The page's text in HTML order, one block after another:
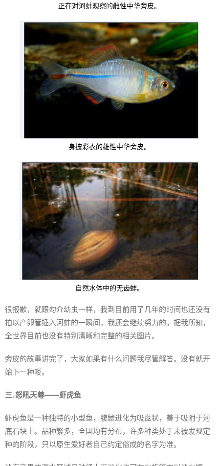
正在对河蚌观察的雌性中华旁皮。
身披彩衣的雄性中华旁皮。
自然水体中的无齿蚌。
很报歉，就跟勾介幼虫一样，我到目前用了几年的时间也还没有
拍以产卵管插入河蚌的一瞬间，我还会继续努力的。据我所知，
全世界目前也没有特别清晰和完整的相关图片。
旁皮的故事讲完了，大家如果有什么问题我尽管解答。没有就开
始下一种喽。
三. 怒吼天尊——虾虎鱼
虾虎鱼是一种独特的小型鱼，腹鳍进化为吸盘状，善于吸附于河
底石块上。品种繁多，全国均有分布，许多种类处于未被发现定
种的阶段，只以原生爱好者自己约定俗成的名字为准。